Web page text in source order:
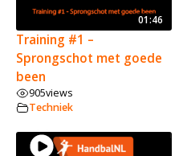
01:46
Training #1 –
Sprongschot met goede
been
905views
Techniek